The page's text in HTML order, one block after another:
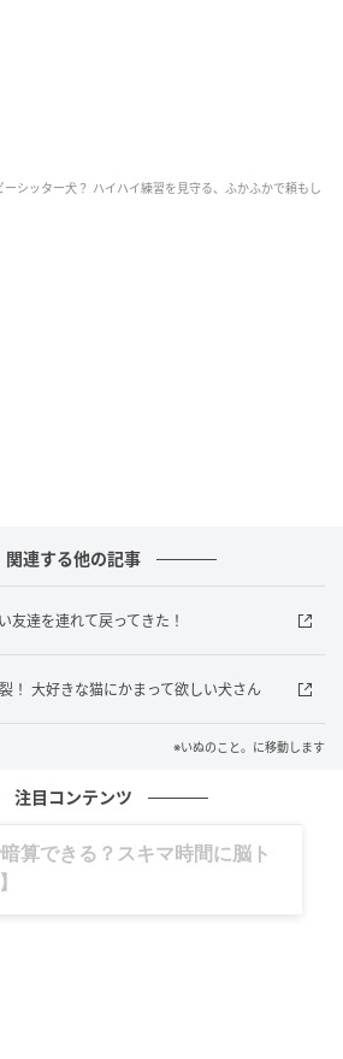
とすると
ルデンレトリバーさん。
ふたりでゴロゴロする日のようで
過ごし方ですね。
ーシッター犬？ ハイハイ練習を見守る、ふかふかで頼もし
関連する他の記事
友達を連れて戻ってきた！
！ 大好きな猫にかまって欲しい犬さん
※いぬのこと。に移動します
注目コンテンツ
子育て、旅行記……全部、読